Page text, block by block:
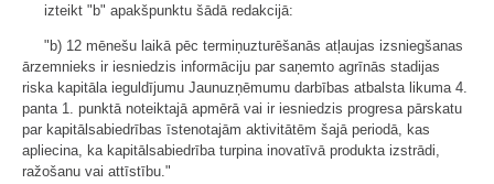
izteikt "b" apakšpunktu šādā redakcijā:
"b) 12 mēnešu laikā pēc termiņuzturēšanās atļaujas izsniegšanas
ārzemnieks ir iesniedzis informāciju par saņemto agrīnās stadijas
riska kapitāla ieguldījumu Jaunuzņēmumu darbības atbalsta likuma 4.
panta 1. punktā noteiktajā apmērā vai ir iesniedzis progresa pārskatu
par kapitālsabiedrības īstenotajām aktivitātēm šajā periodā, kas
apliecina, ka kapitālsabiedrība turpina inovatīvā produkta izstrādi,
ražošanu vai attīstību."